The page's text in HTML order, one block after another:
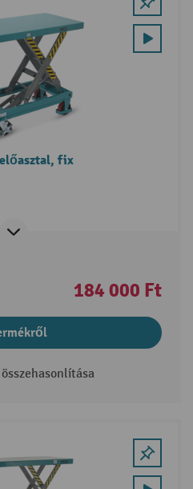
fix
184 000 Ft